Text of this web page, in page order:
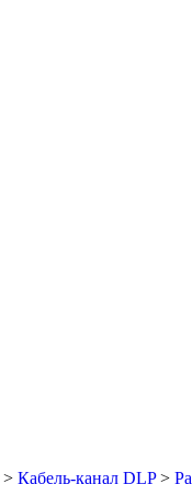
> Кабель-канал DLP >